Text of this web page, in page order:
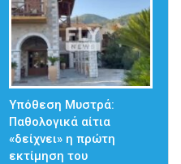
Υπόθεση Μυστρά:
Παθολογικά αίτια
«δείχνει» η πρώτη
εκτίμηση του